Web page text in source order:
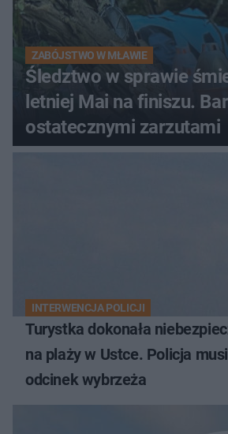
ZABÓJSTWO W MŁAWIE
Śledztwo w sprawie
letniej Mai na finiszu.
ostatecznymi zarzutami
INTERWENCJA POLICJI
Turystka dokonała
na plaży w Ustce. Policja
odcinek wybrzeża